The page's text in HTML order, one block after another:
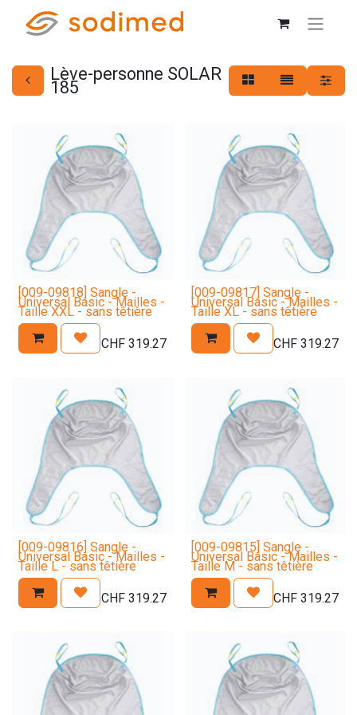
Lève-personne SOLAR
185
[009-09818] Sangle -
Universal Basic - Mailles -
Taille XXL - sans têtière
CHF 319.27
[009-09817] Sangle -
Universal Basic - Mailles -
Taille XL - sans têtière
CHF 319.27
[009-09816] Sangle -
Universal Basic - Mailles -
Taille L - sans têtière
CHF 319.27
[009-09815] Sangle -
Universal Basic - Mailles -
Taille M - sans têtière
CHF 319.27